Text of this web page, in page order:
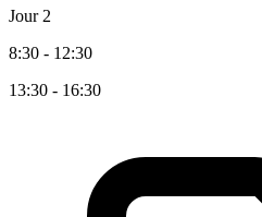
Jour 2
8:30 - 12:30
13:30 - 16:30